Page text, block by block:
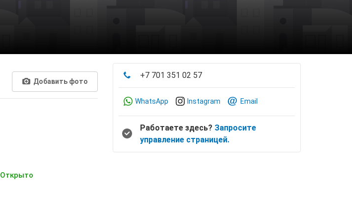
Добавить фото
Открыто
+7 701 351 02 57
WhatsApp Instagram Email
Работаете здесь? Запросите
управление страницей.